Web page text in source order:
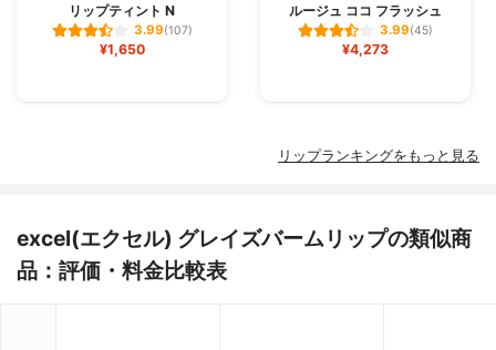
リップティント N
3.99(107)
¥1,650
ルージュ ココ フラッシュ
3.99(45)
¥4,273
リップランキングをもっと見る
excel(エクセル) グレイズバームリップの類似商
品：評価・料金比較表